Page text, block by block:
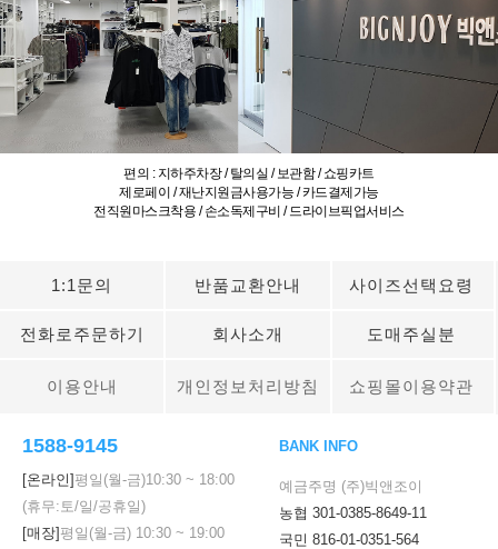
편의 : 지하주차장 / 탈의실 / 보관함 / 쇼핑카트
제로페이 / 재난지원금사용가능 / 카드결제가능
전직원마스크착용 / 손소독제구비 / 드라이브픽업서비스
1:1문의 반품교환안내 사이즈선택요령
전화로주문하기 회사소개 도매주실분
이용안내 개인정보처리방침 쇼핑몰이용약관
1588-9145
[온라인]평일(월-금)10:30 ~ 18:00
(휴무:토/일/공휴일)
[매장]평일(월-금) 10:30 ~ 19:00
BANK INFO
예금주명 (주)빅앤조이
농협 301-0385-8649-11
국민 816-01-0351-564